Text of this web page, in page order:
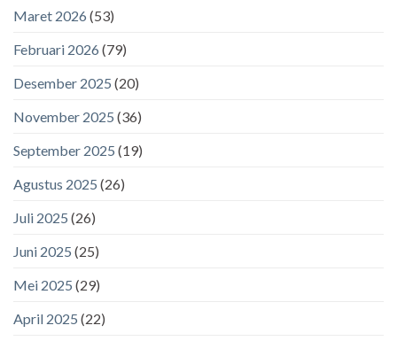
Maret 2026 (53)
Februari 2026 (79)
Desember 2025 (20)
November 2025 (36)
September 2025 (19)
Agustus 2025 (26)
Juli 2025 (26)
Juni 2025 (25)
Mei 2025 (29)
April 2025 (22)